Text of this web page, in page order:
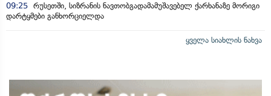
09:25 რუსეთში, სიზრანის ნავთობგადამამუშავებელ ქარხანაზე მორიგი
დარტყმები განხორციელდა
ყველა სიახლის ნახვა